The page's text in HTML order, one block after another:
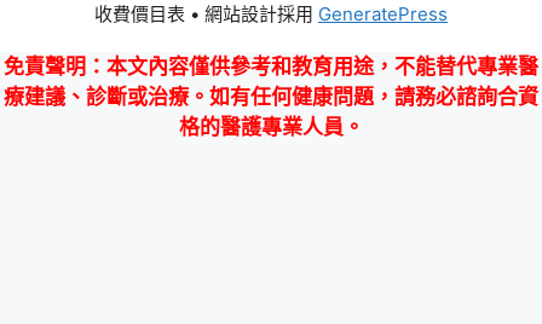
收費價目表 • 網站設計採用 GeneratePress
免責聲明 ：本文內容僅供參考和教育用途，不能替代專業醫
療建議、診斷或治療。如有任何健康問題，請務必諮詢合資
格的醫護專業人員。